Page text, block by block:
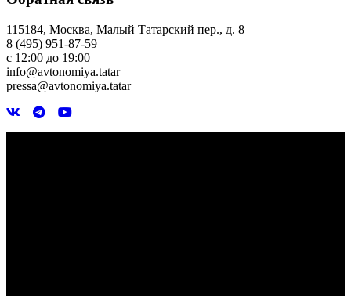
115184, Москва, Малый Татарский пер., д. 8
8 (495) 951-87-59
с 12:00 до 19:00
info@avtonomiya.tatar
pressa@avtonomiya.tatar